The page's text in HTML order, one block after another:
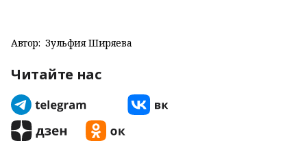
Автор: Зульфия Ширяева
Читайте нас